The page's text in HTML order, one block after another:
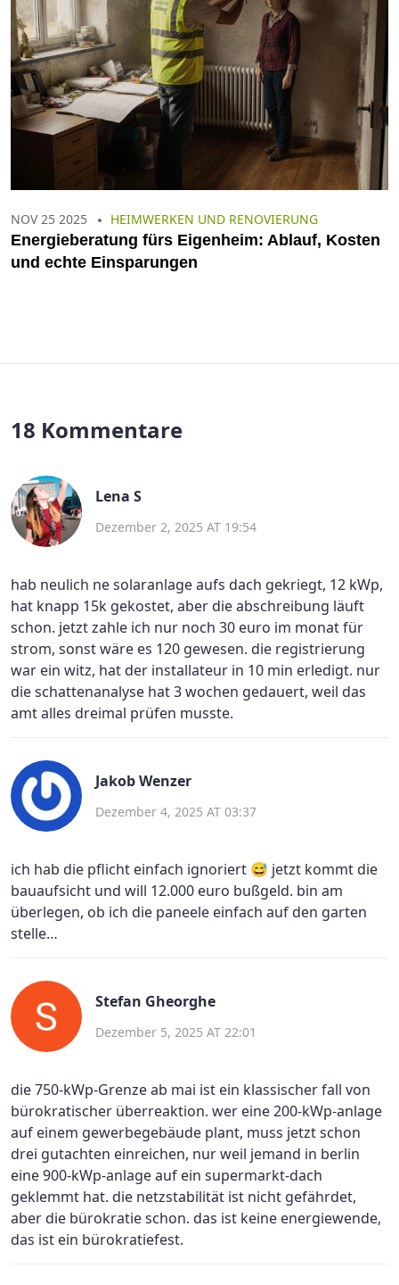
NOV 25 2025 HEIMWERKEN UND RENOVIERUNG
Energieberatung fürs Eigenheim: Ablauf, Kosten
und echte Einsparungen
18 Kommentare
Lena S
Dezember 2, 2025 AT 19:54
hab neulich ne solaranlage aufs dach gekriegt, 12 kWp,
hat knapp 15k gekostet, aber die abschreibung läuft
schon. jetzt zahle ich nur noch 30 euro im monat für
strom, sonst wäre es 120 gewesen. die registrierung
war ein witz, hat der installateur in 10 min erledigt. nur
die schattenanalyse hat 3 wochen gedauert, weil das
amt alles dreimal prüfen musste.
Jakob Wenzer
Dezember 4, 2025 AT 03:37
ich hab die pflicht einfach ignoriert 😅 jetzt kommt die
bauaufsicht und will 12.000 euro bußgeld. bin am
überlegen, ob ich die paneele einfach auf den garten
stelle…
Stefan Gheorghe
Dezember 5, 2025 AT 22:01
die 750-kWp-Grenze ab mai ist ein klassischer fall von
bürokratischer überreaktion. wer eine 200-kWp-anlage
auf einem gewerbegebäude plant, muss jetzt schon
drei gutachten einreichen, nur weil jemand in berlin
eine 900-kWp-anlage auf ein supermarkt-dach
geklemmt hat. die netzstabilität ist nicht gefährdet,
aber die bürokratie schon. das ist keine energiewende,
das ist ein bürokratiefest.